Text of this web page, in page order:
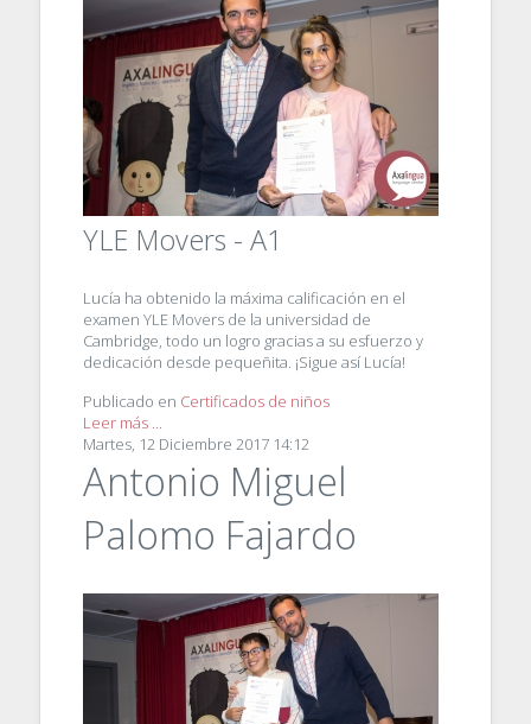
YLE Movers - A1
Lucía ha obtenido la máxima calificación en el
examen YLE Movers de la universidad de
Cambridge, todo un logro gracias a su esfuerzo y
dedicación desde pequeñita. ¡Sigue así Lucía!
Publicado en Certificados de niños
Leer más ...
Martes, 12 Diciembre 2017 14:12
Antonio Miguel
Palomo Fajardo